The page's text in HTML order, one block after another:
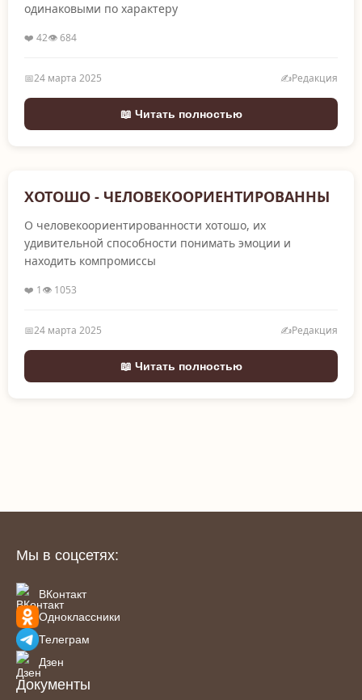
одинаковыми по характеру
❤️ 42👁️ 684
📅24 марта 2025 ✍️Редакция
📖 Читать полностью
ХОТОШО - ЧЕЛОВЕКООРИЕНТИРОВАННЫ
О человекоориентированности хотошо, их
удивительной способности понимать эмоции и
находить компромиссы
❤️ 1👁️ 1053
📅24 марта 2025 ✍️Редакция
📖 Читать полностью
Мы в соцсетях:
ВКонтакт
Одноклассники
Телеграм
Дзен
Документы